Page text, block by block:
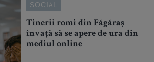
SOCIAL
Tinerii romi din Făgăraș
învață să se apere de ura din
mediul online